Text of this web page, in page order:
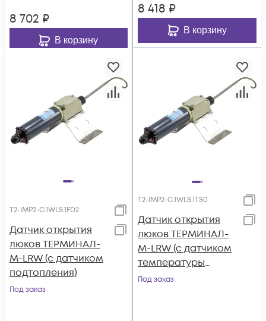
8 702 ₽
В корзину
8 418 ₽
В корзину
T2-IMP2-C.1WLS.1FD2
Датчик открытия
люков ТЕРМИНАЛ-
М-LRW (с датчиком
подтопления)
Под заказ
T2-IMP2-C.1WLS.1TS0
Датчик открытия
люков ТЕРМИНАЛ-
М-LRW (с датчиком
температуры
накладным)
Под заказ